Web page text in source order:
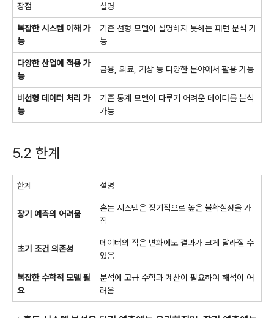
장점 설명
복잡한 시스템 이해 가
능
기존 선형 모델이 설명하지 못하는 패턴 분석 가
능
다양한 산업에 적용 가
능
금융, 의료, 기상 등 다양한 분야에서 활용 가능
비선형 데이터 처리 가
능
기존 통계 모델이 다루기 어려운 데이터를 분석
가능
5.2 한계
한계 설명
장기 예측의 어려움
혼돈 시스템은 장기적으로 높은 불확실성을 가
짐
초기 조건 의존성
데이터의 작은 변화에도 결과가 크게 달라질 수
있음
복잡한 수학적 모델 필
요
분석에 고급 수학과 계산이 필요하여 해석이 어
려움